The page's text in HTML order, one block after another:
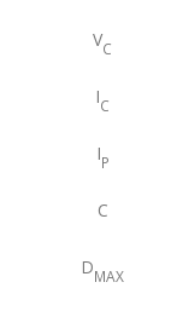
VC
IC
IP
C
DMAX